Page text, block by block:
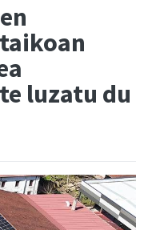
luzatu du